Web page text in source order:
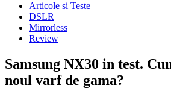
Articole si Teste
DSLR
Mirrorless
Review
Samsung NX30 in test.
noul varf de gama?